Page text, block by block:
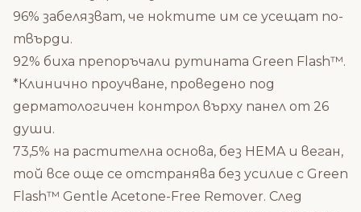
96% забелязват, че ноктите им се усещат по-
твърди.
92% биха препоръчали рутината Green Flash™.
*Клинично проучване, проведено под
дерматологичен контрол върху панел от 26
души.
73,5% на растителна основа, без HEMA и веган,
той все още се отстранява без усилие с Green
Flash™ Gentle Acetone-Free Remover. След